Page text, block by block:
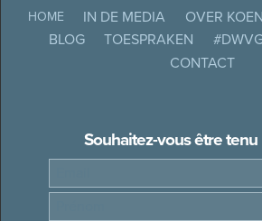
HOME IN DE MEDIA OVER
BLOG
TOESPRAKEN
CONTACT
Souhaitez-vous être tenu